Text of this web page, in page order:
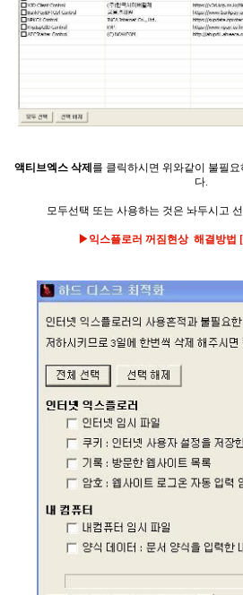
액티브엑스 삭제를 클릭하시면 위와같이 불필
다.
모두선택 또는 사용하는 것은 놔두시고
▶익스플로러 꺼짐현상 해결방법